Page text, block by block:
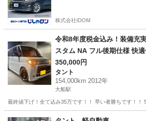
株式会社IDOM
令和8年度税金込み！装備充
スタム NA フル後期仕様 快
350,000円
タント
154,000km 2012年
大船駅
最終値下げ！全て込み35万です！！ 早い者勝ちです！
神奈川 鎌倉市 大船駅 タント